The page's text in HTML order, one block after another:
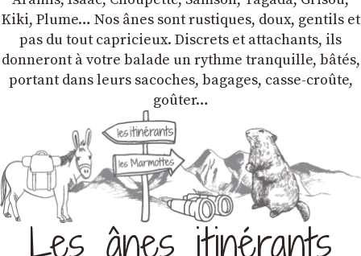
Kiki, Plume… Nos ânes sont rustiques, doux, gentils et
pas du tout capricieux. Discrets et attachants, ils
donneront à votre balade un rythme tranquille, bâtés,
portant dans leurs sacoches, bagages, casse-croûte,
goûter…
Les ânes itinérants